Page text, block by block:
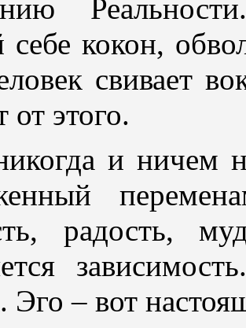
кокон,
свивает
от этого.
и ничем
радость,
Эго – вот